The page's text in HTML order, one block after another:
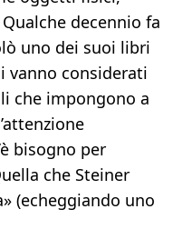
decennio fa
uno dei suoi libri
vanno considerati
che impongono a
bisogno per
che Steiner
(echeggiando uno